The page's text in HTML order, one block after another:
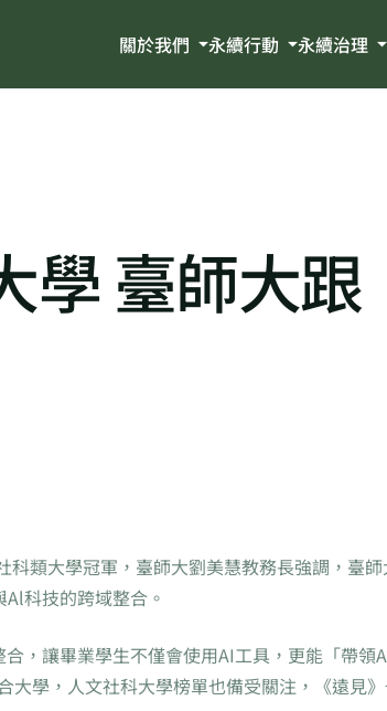
關於我們 永續行動 永續治理
學 臺師大跟
類大學冠軍，臺師大劉美慧教務長強調，臺
科技的跨域整合。
，讓畢業學生不僅會使用AI工具，更能「帶領
大學，人文社科大學榜單也備受關注，《遠見